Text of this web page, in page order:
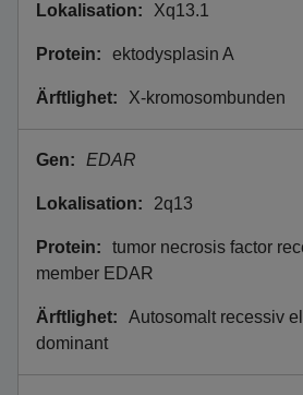
Xq13.1
ektodysplasin A
X-kromosombunden
EDAR
2q13
tumor necrosis factor
member EDAR
Autosomalt recessiv
dominant